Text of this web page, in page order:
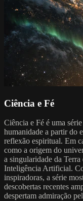
Ciência e Fé
Ciência e Fé é uma
humanidade a partir do
reflexão espiritual. Em
como a origem do
a singularidade da
Inteligência Artificial.
inspiradoras, a série
descobertas recentes
despertam admiração